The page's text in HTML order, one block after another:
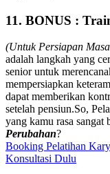
11. BONUS :
(Untuk Persiapan
adalah langkah yang
senior untuk
mempersiapkan
dapat memberikan
setelah pensiun.So,
yang kamu rasa sangat
Perubahan?
Booking Pelatihan
Konsultasi Dulu